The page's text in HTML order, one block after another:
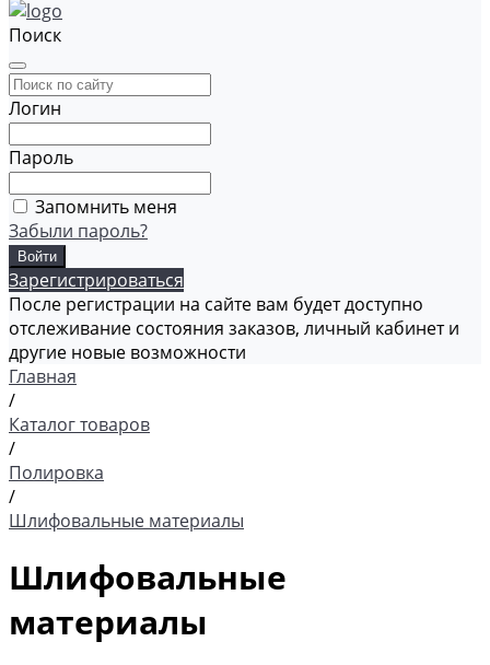
Поиск
Логин
Пароль
Запомнить меня
Забыли пароль?
Зарегистрироваться
После регистрации на сайте вам будет доступно
отслеживание состояния заказов, личный кабинет и
другие новые возможности
Главная
/
Каталог товаров
/
Полировка
/
Шлифовальные материалы
Шлифовальные
материалы